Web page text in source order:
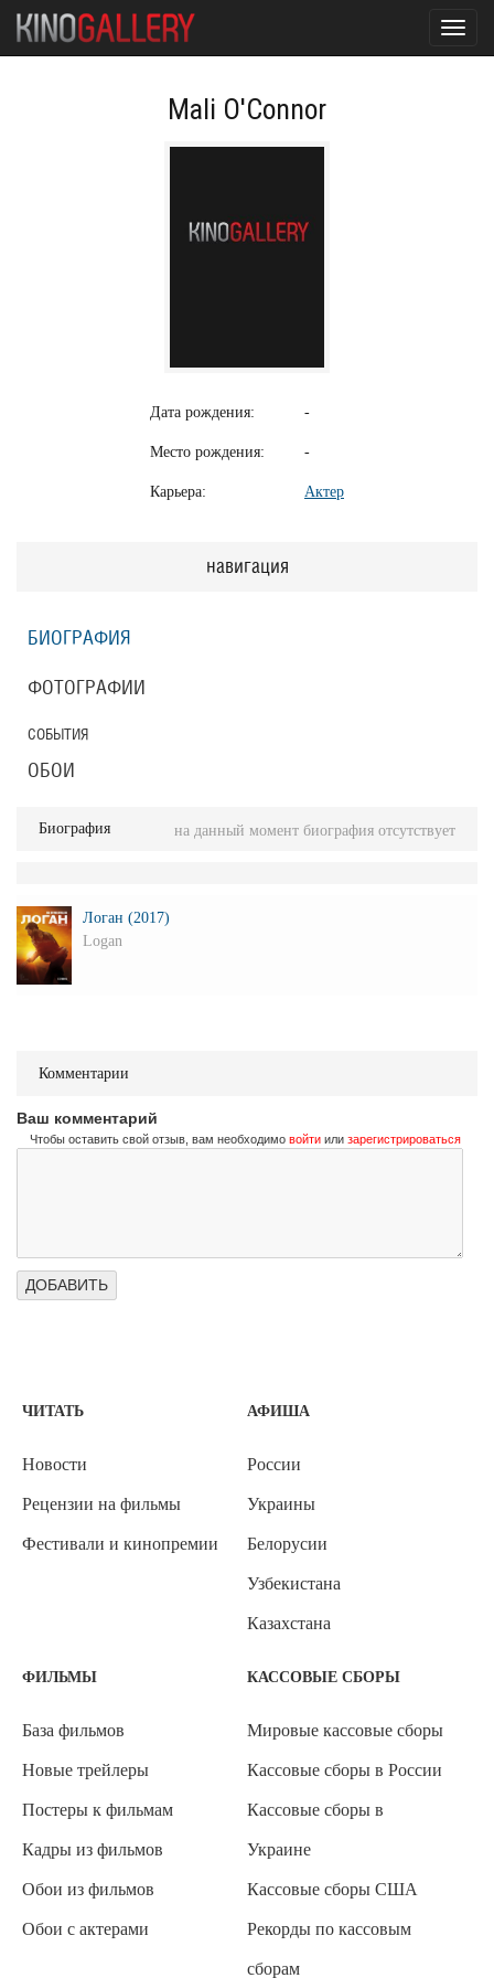
Mali O'Connor
Дата рождения: -
Место рождения: -
Карьера: Актер
навигация
БИОГРАФИЯ
ФОТОГРАФИИ
СОБЫТИЯ
ОБОИ
Биография на данный момент биография отсутствует
Логан (2017)
Logan
Комментарии
Ваш комментарий
Чтобы оставить свой отзыв, вам необходимо войти или зарегистрироваться
ЧИТАТЬ
Новости
Рецензии на фильмы
Фестивали и кинопремии
АФИША
России
Украины
Белорусии
Узбекистана
Казахстана
ФИЛЬМЫ
База фильмов
Новые трейлеры
Постеры к фильмам
Кадры из фильмов
Обои из фильмов
Обои с актерами
КАССОВЫЕ СБОРЫ
Мировые кассовые сборы
Кассовые сборы в России
Кассовые сборы в
Украине
Кассовые сборы США
Рекорды по кассовым
сборам